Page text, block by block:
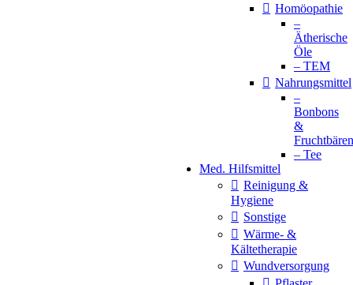
Homöopathie
–
Ätherische
Öle
– TEM
Nahrungsmittel
–
Bonbons
&
Fruchtbären
– Tee
Med. Hilfsmittel
Reinigung &
Hygiene
Sonstige
Wärme- &
Kältetherapie
Wundversorgung